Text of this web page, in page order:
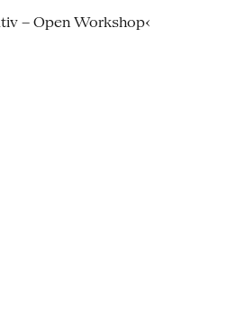
– Open Workshop‹